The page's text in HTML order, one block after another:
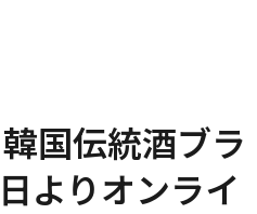
国伝統酒ブラ
よりオンライ